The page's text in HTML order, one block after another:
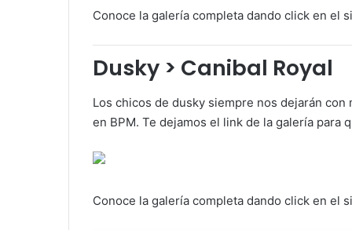
Conoce la galería completa dando click en el
Dusky > Canibal Royal
Los chicos de dusky siempre nos dejarán
en BPM. Te dejamos el link de la galería para
Conoce la galería completa dando click en el